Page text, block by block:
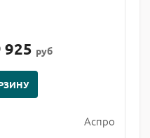
925 руб
Аспро